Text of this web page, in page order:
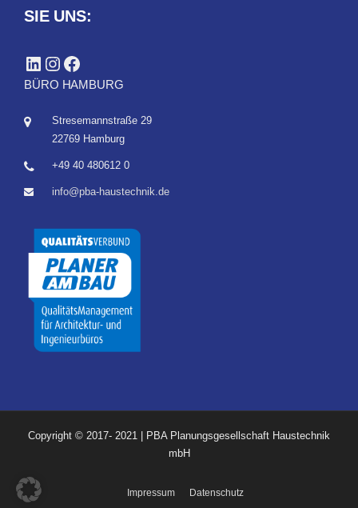
SIE UNS:
LinkedIn Instagram Facebook
BÜRO HAMBURG
Stresemannstraße 29
22769 Hamburg
+49 40 480612 0
info@pba-haustechnik.de
Copyright © 2017- 2021 | PBA Planungsgesellschaft Haustechnik
mbH
Impressum Datenschutz